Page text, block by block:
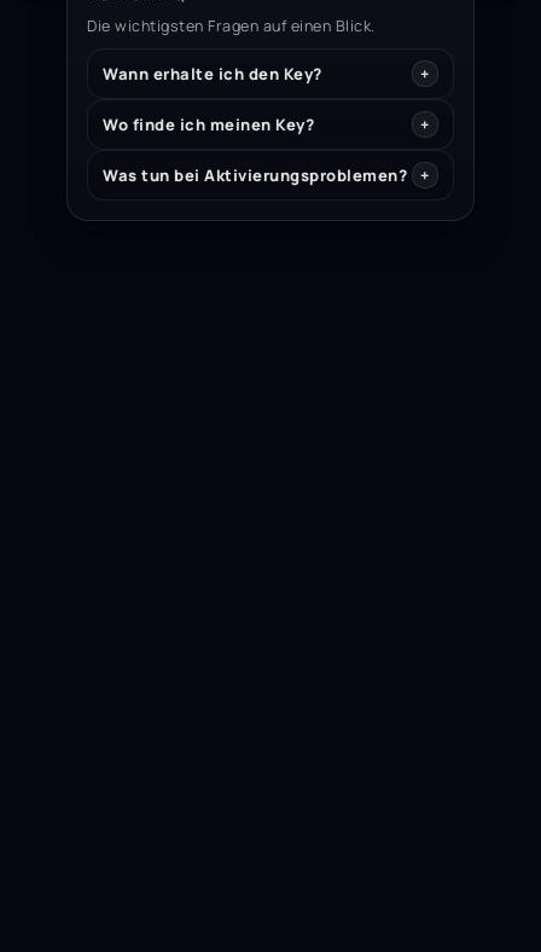
Die wichtigsten Fragen auf einen Blick.
Wann erhalte ich den Key?
Wo finde ich meinen Key?
Was tun bei Aktivierungsproblemen?